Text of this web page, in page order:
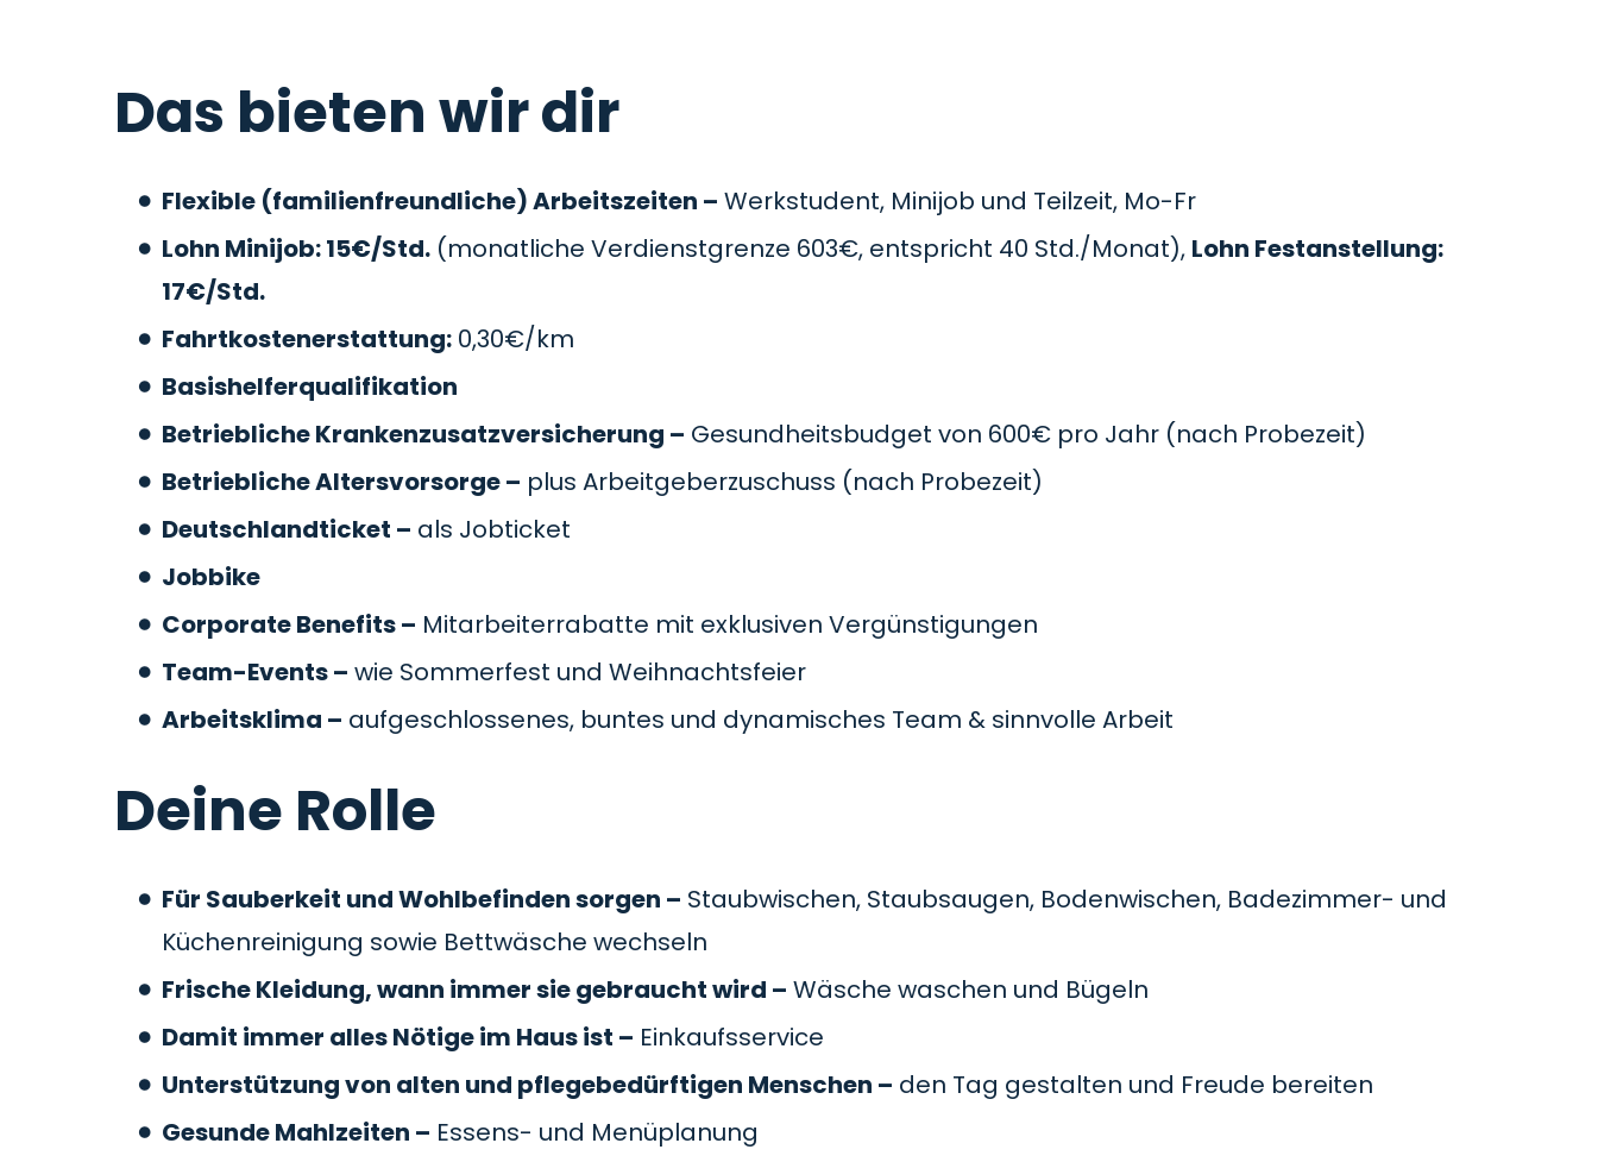
Das bieten wir dir
Flexible (familienfreundliche) Arbeitszeiten – Werkstudent, Minijob und Teilzeit, Mo-Fr
Lohn Minijob: 15€/Std. (monatliche Verdienstgrenze 603€, entspricht 40 Std./Monat), Lohn Festanstellung:
17€/Std.
Fahrtkostenerstattung: 0,30€/km
Basishelferqualifikation
Betriebliche Krankenzusatzversicherung – Gesundheitsbudget von 600€ pro Jahr (nach Probezeit)
Betriebliche Altersvorsorge – plus Arbeitgeberzuschuss (nach Probezeit)
Deutschlandticket – als Jobticket
Jobbike
Corporate Benefits – Mitarbeiterrabatte mit exklusiven Vergünstigungen
Team-Events – wie Sommerfest und Weihnachtsfeier
Arbeitsklima – aufgeschlossenes, buntes und dynamisches Team & sinnvolle Arbeit
Deine Rolle
Für Sauberkeit und Wohlbefinden sorgen – Staubwischen, Staubsaugen, Bodenwischen, Badezimmer- und
Küchenreinigung sowie Bettwäsche wechseln
Frische Kleidung, wann immer sie gebraucht wird – Wäsche waschen und Bügeln
Damit immer alles Nötige im Haus ist – Einkaufsservice
Unterstützung von alten und pflegebedürftigen Menschen – den Tag gestalten und Freude bereiten
Gesunde Mahlzeiten – Essens- und Menüplanung